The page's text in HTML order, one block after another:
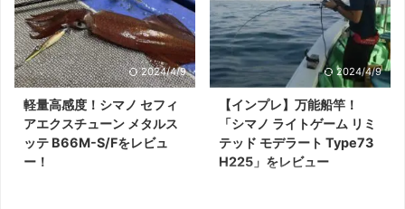
とりができる専用ロッドとして、
設計開発されました。 実売価格
は4万円前後、発売以来売れ続け
ている人気モデルです。 本記事
では、筆者が実際に使用したブラ
ックジャガー漢気BJOS-702Mの
使用感をお届けします。 宇崎日
新製のオモリグロッド ブラック
ジャガー漢気は、高品質な国産ロ
ッドメーカーとして定評のある宇
ます。 廃番となった現在も高い
評価を受けており、中古市場で高
値が付いているケースも。 本記
事では、現在も愛用しているフォ
ースマスター401の印象を紹介し
ますので、中古品など購入を検討
されている方は参考にしてくださ
い。 廃番ですが紹介します...。
ロングセラーモデルでしたが、発
売から10年以上経った現在は流
2024/4/9
軽量高感度！シマノ セフィ
アエクスチューン メタルス
ッテ B66M-S/Fをレビュ
ー！
2024/4/9
【インプレ】万能船竿！
「シマノ ライトゲーム リミ
テッド モデラート Type73
H225」をレビュー